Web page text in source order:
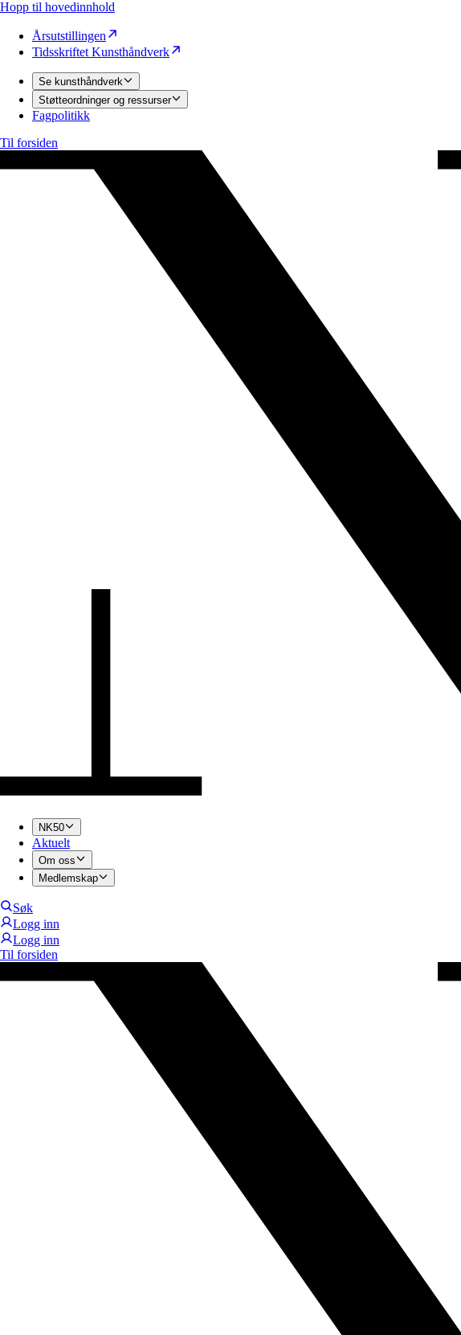
Hopp til hovedinnhold
Årsutstillingen
Tidsskriftet Kunsthåndverk
Se kunsthåndverk
Støtteordninger og ressurser
Fagpolitikk
Til forsiden
NK50
Aktuelt
Om oss
Medlemskap
Søk
Logg inn
Logg inn
Til forsiden